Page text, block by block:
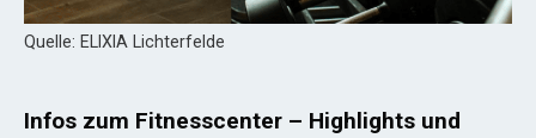
Quelle: ELIXIA Lichterfelde
Infos zum Fitnesscenter – Highlights und